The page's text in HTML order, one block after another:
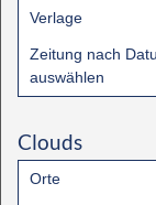
Verlage
Zeitung nach
auswählen
Clouds
Orte